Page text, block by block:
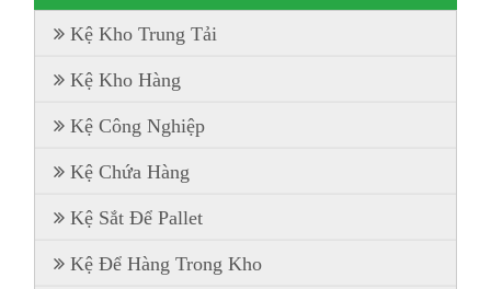
Kệ Kho Trung Tải
Kệ Kho Hàng
Kệ Công Nghiệp
Kệ Chứa Hàng
Kệ Sắt Để Pallet
Kệ Để Hàng Trong Kho